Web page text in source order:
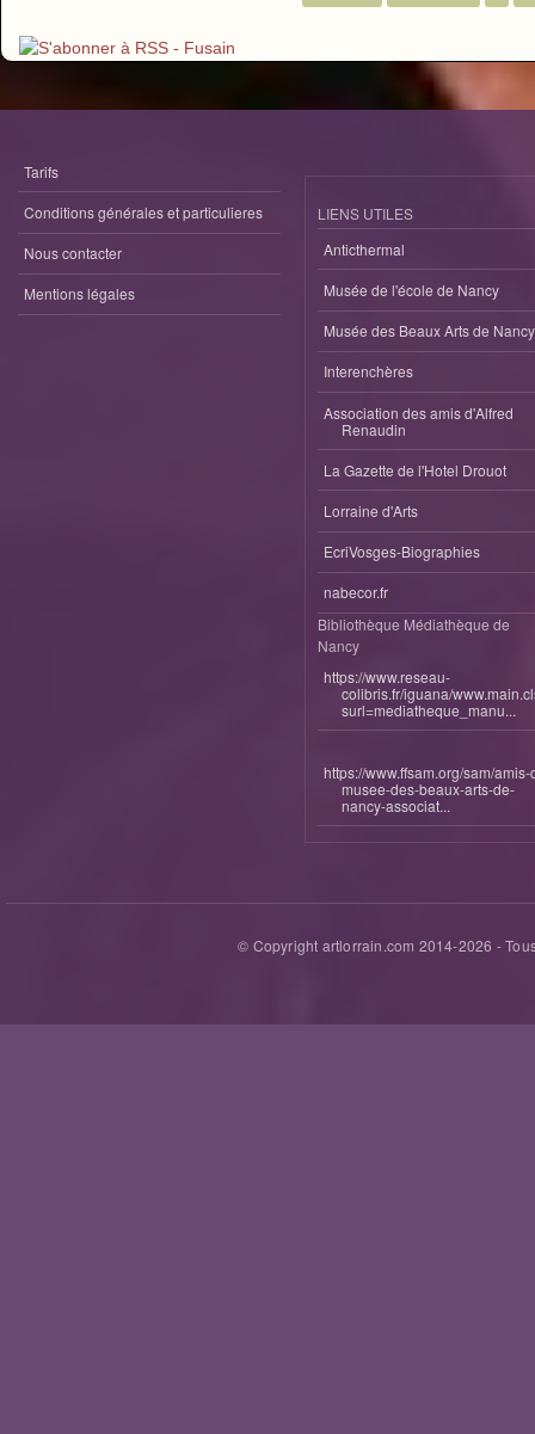
Tarifs
Conditions générales et particulieres
Nous contacter
Mentions légales
LIENS UTILES
Anticthermal
Musée de l'école de Nancy
Musée des Beaux Arts de Nancy
Interenchères
Association des amis d'Alfred
Renaudin
La Gazette de l'Hotel Drouot
Lorraine d'Arts
EcriVosges-Biographies
nabecor.fr
Bibliothèque Médiathèque de
Nancy
https://www.reseau-
colibris.fr/iguana/
surl=mediatheque_manu...
https://www.ffsam.org/sam/amis-
musee-des-beaux-arts-de-
nancy-associat...
© Copyright artlorrain.com 2014-2026 -